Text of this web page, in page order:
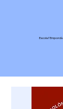
Escola l'Empordà